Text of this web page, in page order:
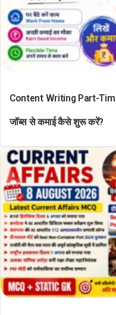
Content Writing Part-Time
जॉब्स से कमाई कैसे शुरू करें?